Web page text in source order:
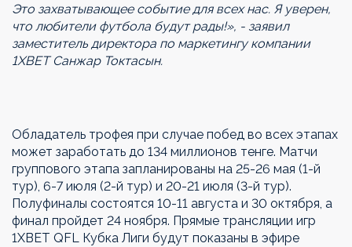
Это захватывающее событие для всех нас. Я уверен,
что любители футбола будут рады!», - заявил
заместитель директора по маркетингу компании
1ХВЕТ Санжар Токтасын.
Обладатель трофея при случае побед во всех этапах
может заработать до 134 миллионов тенге. Матчи
группового этапа запланированы на 25-26 мая (1-й
тур), 6-7 июля (2-й тур) и 20-21 июля (3-й тур).
Полуфиналы состоятся 10-11 августа и 30 октября, а
финал пройдет 24 ноября. Прямые трансляции игр
1ХВЕТ QFL Кубка Лиги будут показаны в эфире